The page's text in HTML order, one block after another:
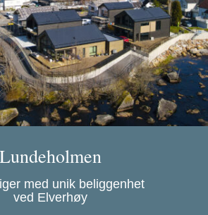
Lundeholmen
med unik beliggenhet
ved Elverhøy